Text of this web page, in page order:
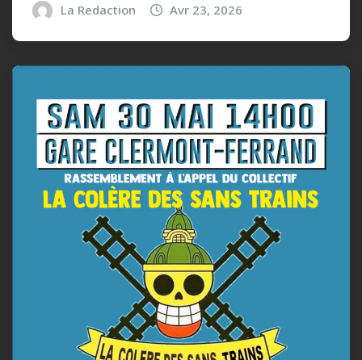
La Redaction Avr 23, 2026